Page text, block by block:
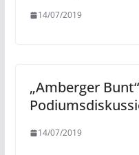
14/07/2019
„Amberger
14/07/2019